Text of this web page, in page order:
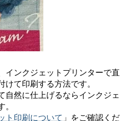
インクジェットプリンターで直
て印刷する方法です。
自然に仕上げるならインクジェ
ト印刷について 」をご確認くだ